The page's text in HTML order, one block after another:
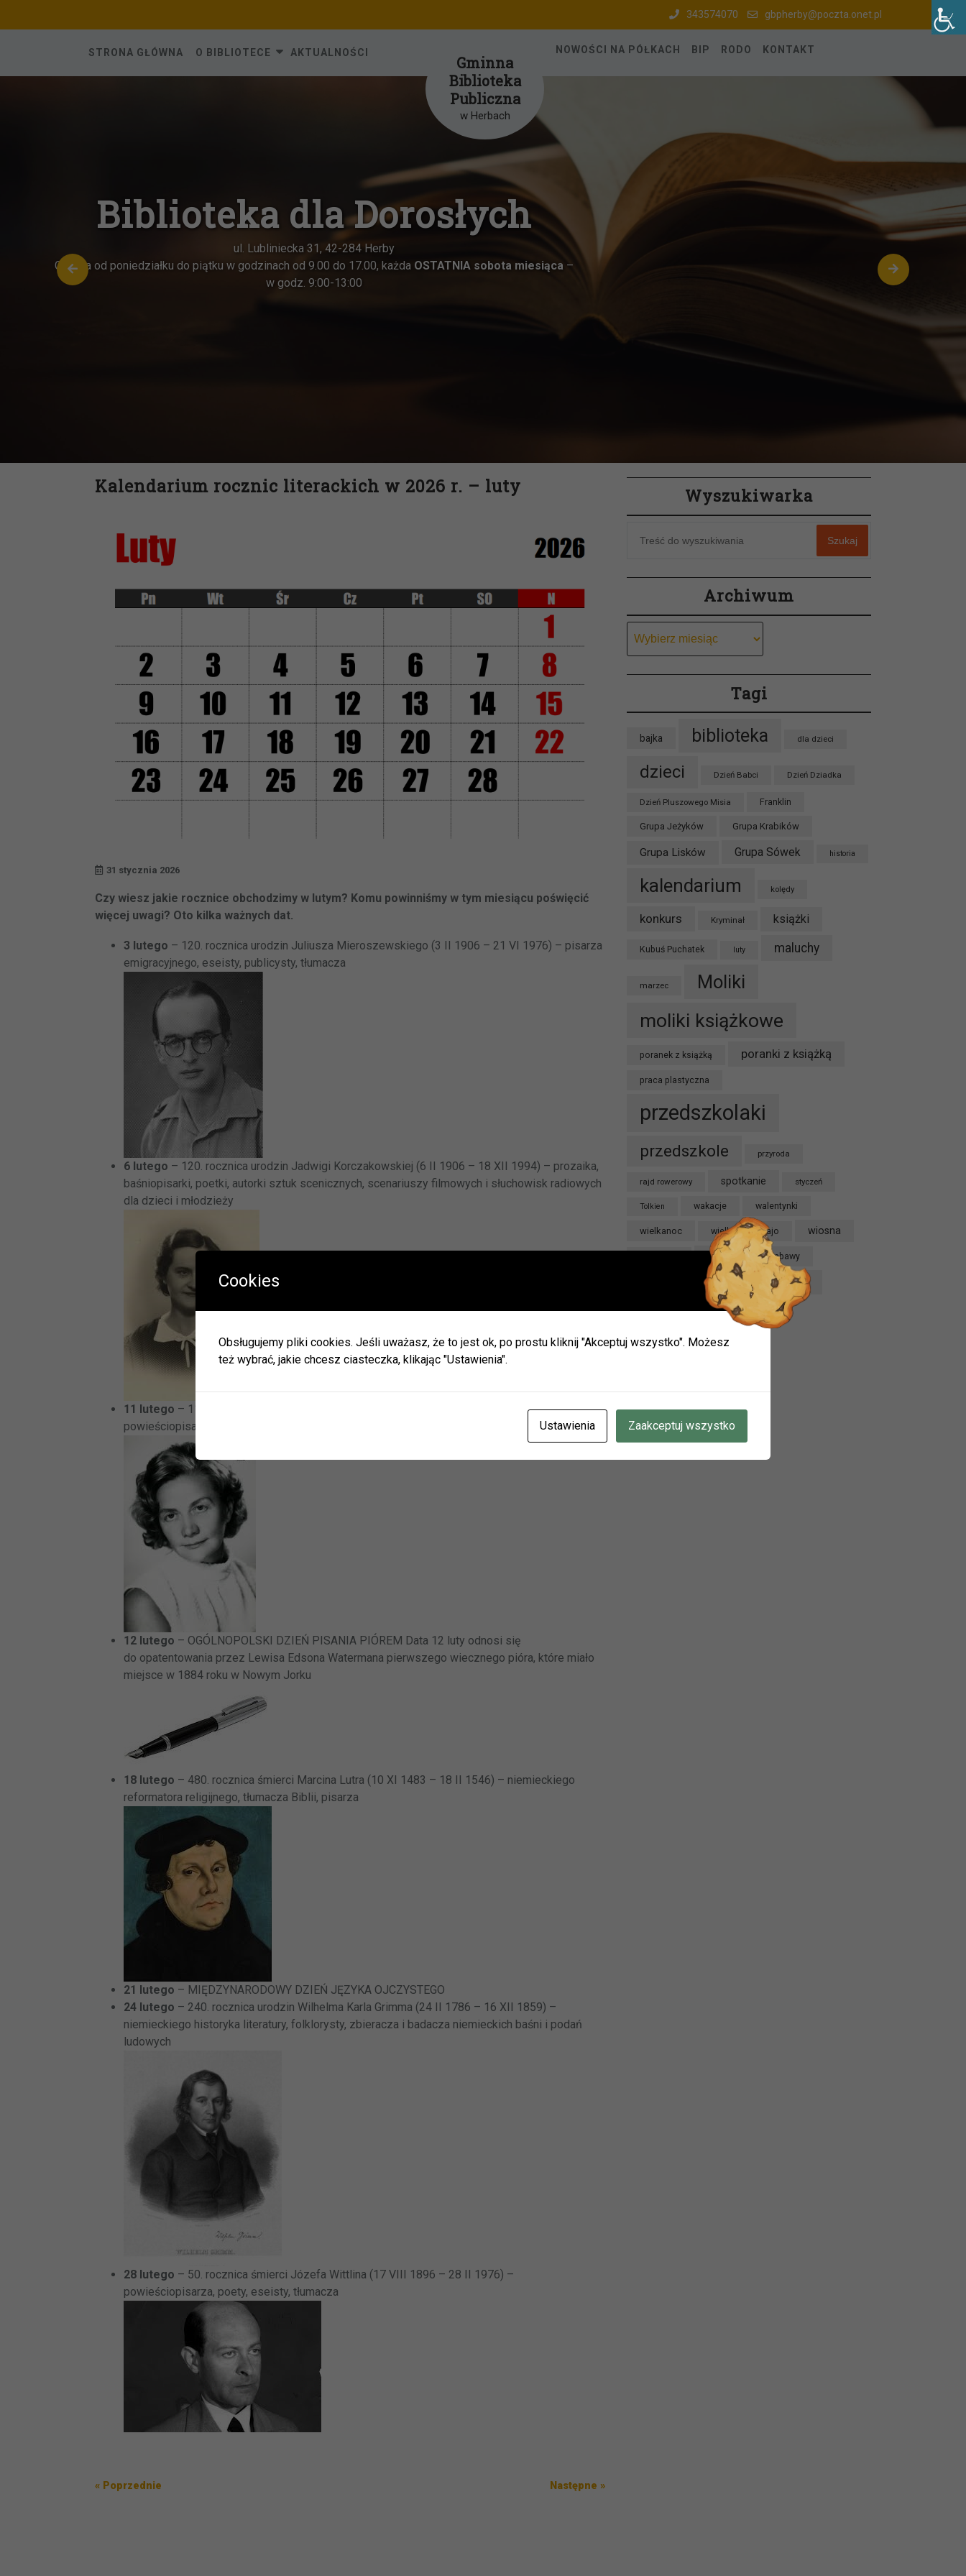
343574070 gbpherby@poczta.onet.pl
STRONA GŁÓWNA O BIBLIOTECE AKTUALNOŚCI
Gminna
Biblioteka
Publiczna
w Herbach
NOWOŚCI NA PÓŁKACH BIP RODO KONTAKT
Oddział dla dzieci w Herbach
ul. Katowicka 6, 42-284 Herby
Czynna od poniedziałku do piątku w godzinach od 8.00 do 15.00
Kalendarium rocznic literackich w 2026 r. – luty
31 stycznia 2026
Czy wiesz jakie rocznice obchodzimy w lutym? Komu powinniśmy w tym miesiącu poświęcić
więcej uwagi? Oto kilka ważnych dat.
3 lutego – 120. rocznica urodzin Juliusza Mieroszewskiego (3 II 1906 – 21 VI 1976) – pisarza
emigracyjnego, eseisty, publicysty, tłumacza
6 lutego – 120. rocznica urodzin Jadwigi Korczakowskiej (6 II 1906 – 18 XII 1994) – prozaika,
baśniopisarki, poetki, autorki sztuk scenicznych, scenariuszy filmowych i słuchowisk radiowych
dla dzieci i młodzieży
11 lutego – 110. rocznica urodzi Seweryny Szmaglewskiej (11 II 1916 – 7 VII 1992) –
powieściopisarki, autorki utworów dla dzieci
12 lutego – OGÓLNOPOLSKI DZIEŃ PISANIA PIÓREM Data 12 luty odnosi się
do opatentowania przez Lewisa Edsona Watermana pierwszego wiecznego pióra, które miało
miejsce w 1884 roku w Nowym Jorku
18 lutego – 480. rocznica śmierci Marcina Lutra (10 XI 1483 – 18 II 1546) – niemieckiego
reformatora religijnego, tłumacza Biblii, pisarza
21 lutego – MIĘDZYNARODOWY DZIEŃ JĘZYKA OJCZYSTEGO
24 lutego – 240. rocznica urodzin Wilhelma Karla Grimma (24 II 1786 – 16 XII 1859) –
niemieckiego historyka literatury, folklorysty, zbieracza i badacza niemieckich baśni i podań
ludowych
28 lutego – 50. rocznica śmierci Józefa Wittlina (17 VIII 1896 – 28 II 1976) –
powieściopisarza, poety, eseisty, tłumacza
Nawigacja
wpisu
Poprzedni
« Poprzednie
Następny
Następne »
Wyszukiwarka
Szukaj
Archiwum
Tagi
bajka biblioteka dla dzieci
dzieci Dzień Babci Dzień Dziadka
Dzień Pluszowego Misia Franklin
Grupa Jeżyków Grupa Krabików
Grupa Lisków Grupa Sówek historia
kalendarium kolędy
konkurs Kryminał książki
Kubuś Puchatek luty maluchy
marzec Moliki
moliki książkowe
poranek z książką poranki z książką
praca plastyczna
przedszkolaki
przedszkole przyroda
rajd rowerowy spotkanie styczeń
Tolkien wakacje walentynki
wielkanoc wielkanocne jajo wiosna
zabawa zabawy
zwierzęta życzenia
Ważna informacja!
W okresie wakacji biblioteki w Olszynie i w Hadrze oraz oddział dla dzieci w
Zapraszamy do naszych placówek w Herbach (ul. Lubliniecka) i w Lisowie.
W związku z zaplanowanymi urlopami pracowników godziny otwarcia mogą
Informacje znajdziecie Państwo na naszej stronie internetowej i facebooku.
JEDNOCZENIE INFORMUJEMY, ŻE W DNIACH 3-14 SIERPNIA
BIBLIOTEKA W HERBACH PRZY UL. LUBLINIECKIEJ BĘDZIE CZYNNA W
GODZINACH 9:00-15:00
Cookies
Obsługujemy pliki cookies. Jeśli uważasz, że to jest ok, po prostu kliknij "Akceptuj wszystko". Możesz
też wybrać, jakie chcesz ciasteczka, klikając "Ustawienia".
Ustawienia Zaakceptuj wszystko